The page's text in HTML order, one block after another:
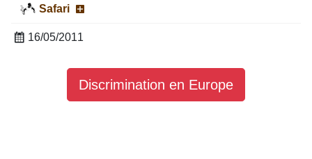
Safari
16/05/2011
Discrimination en Europe